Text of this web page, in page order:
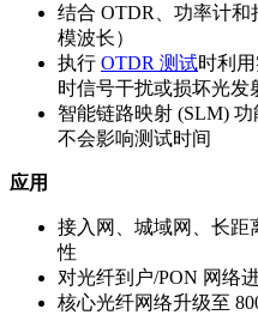
结合 OTDR、功率计
模波长）
执行 OTDR 测试时利
时信号干扰或损坏光发
智能链路映射 (SLM)
不会影响测试时间
应用
接入网、城域网、长距
性
对光纤到户/PON 网络
核心光纤网络升级至